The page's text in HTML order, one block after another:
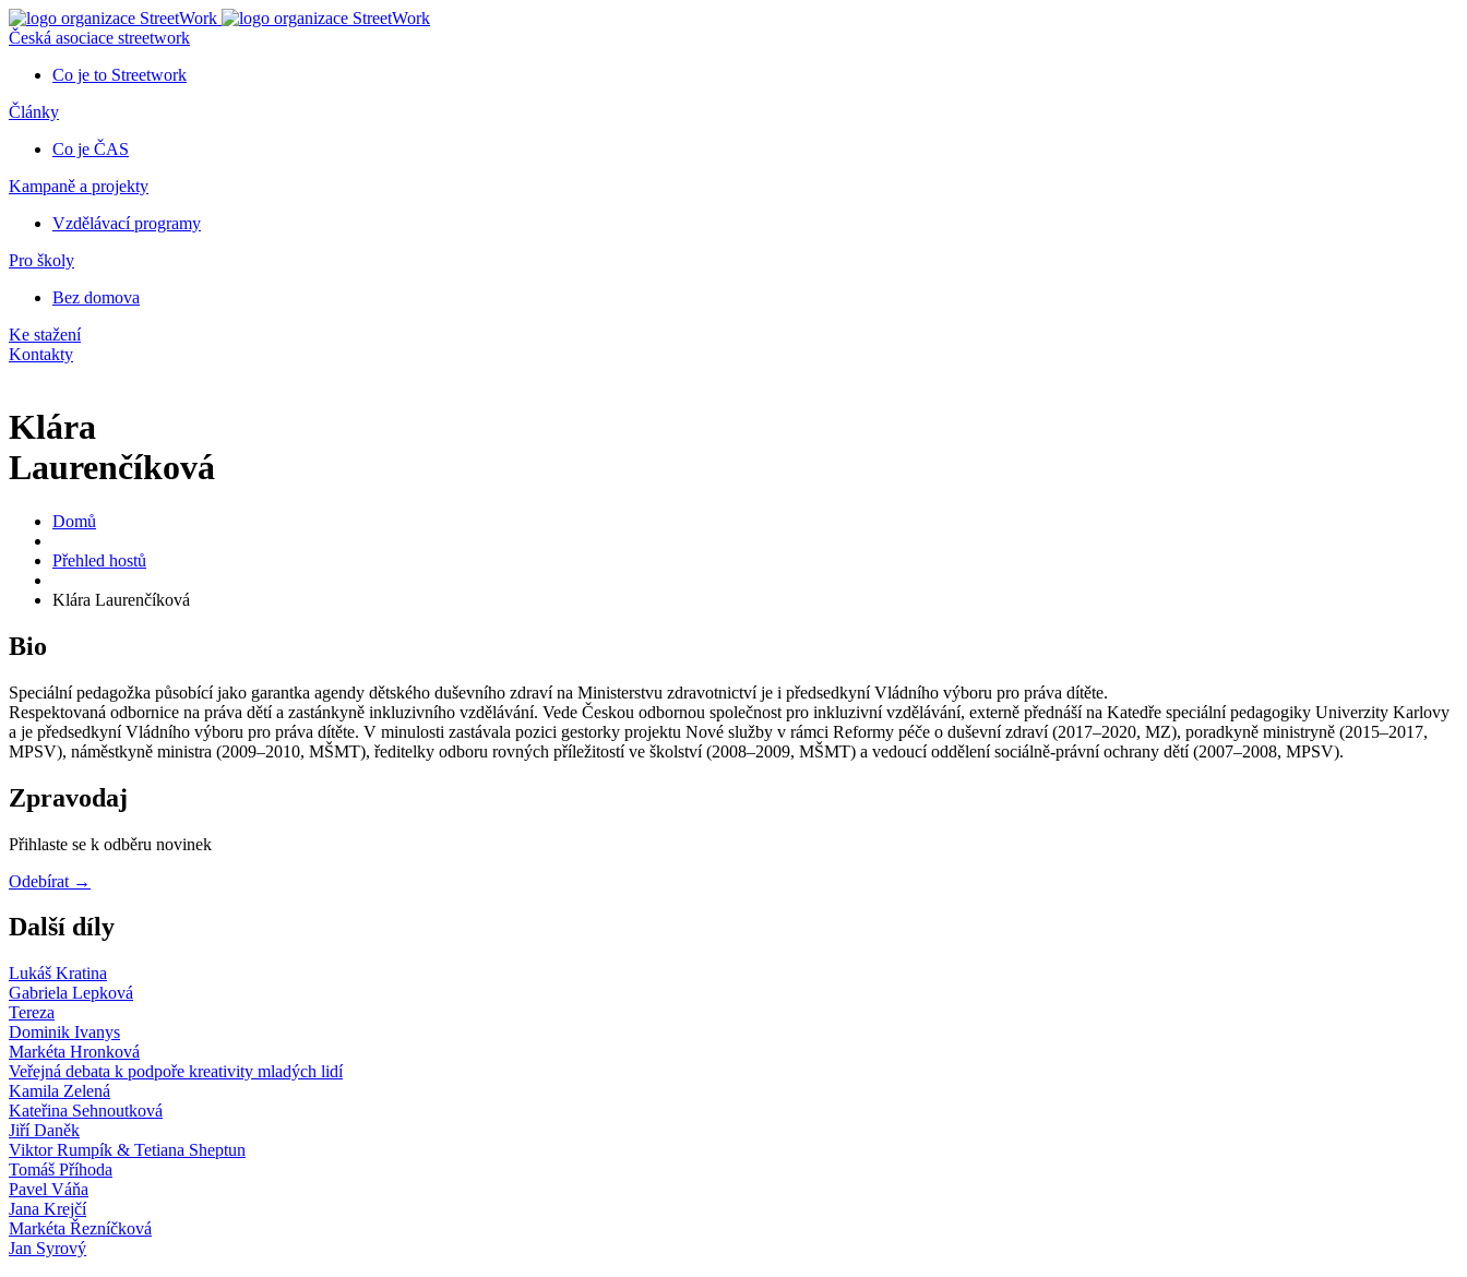
Česká asociace streetwork
Co je to Streetwork
Články
Co je ČAS
Kampaně a projekty
Vzdělávací programy
Pro školy
Bez domova
Ke stažení
Kontakty
Klára
Laurenčíková
Domů
Přehled hostů
Klára Laurenčíková
Bio
Speciální pedagožka působící jako garantka agendy dětského duševního zdraví na Ministerstvu zdravotnictví je i předsedkyní Vládního výboru pro práva dítěte.
Respektovaná odbornice na práva dětí a zastánkyně inkluzivního vzdělávání. Vede Českou odbornou společnost pro inkluzivní vzdělávání, externě přednáší na Katedře speciální pedagogiky Univerzity Karlovy
a je předsedkyní Vládního výboru pro práva dítěte. V minulosti zastávala pozici gestorky projektu Nové služby v rámci Reformy péče o duševní zdraví (2017–2020, MZ), poradkyně ministryně (2015–2017,
MPSV), náměstkyně ministra (2009–2010, MŠMT), ředitelky odboru rovných příležitostí ve školství (2008–2009, MŠMT) a vedoucí oddělení sociálně-právní ochrany dětí (2007–2008, MPSV).
Zpravodaj
Přihlaste se k odběru novinek
Odebírat →
Další díly
Lukáš Kratina
Gabriela Lepková
Tereza
Dominik Ivanys
Markéta Hronková
Veřejná debata k podpoře kreativity mladých lidí
Kamila Zelená
Kateřina Sehnoutková
Jiří Daněk
Viktor Rumpík & Tetiana Sheptun
Tomáš Příhoda
Pavel Váňa
Jana Krejčí
Markéta Řezníčková
Jan Syrový